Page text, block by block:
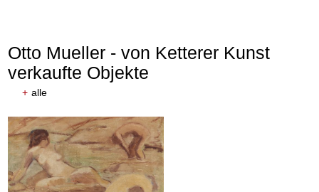
Auktion 610 - Lot 426000372
HERMANN MAX PECHSTEIN
Reisebilder, 1919
Schätzpreis:€ 1.600
Otto Mueller - von Ketterer Kunst
verkaufte Objekte
+ alle